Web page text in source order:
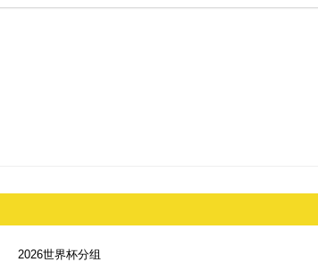
2026世界杯分组